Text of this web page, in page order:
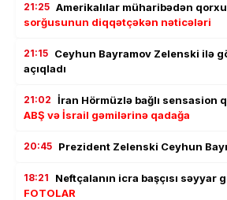
21:25 Amerikalılar müharibədən
sorğusunun diqqətçəkən nəticələri
21:15 Ceyhun Bayramov Zelenski ilə
açıqladı
21:02 İran Hörmüzlə bağlı sensasion
ABŞ və İsrail gəmilərinə qadağa
20:45 Prezident Zelenski Ceyhun
18:21 Neftçalanın icra başçısı səyyar
FOTOLAR